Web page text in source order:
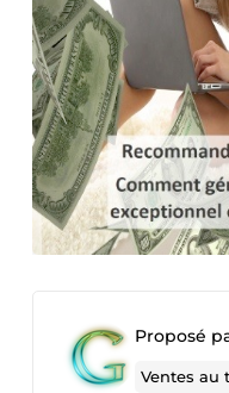
Proposé
Ventes au